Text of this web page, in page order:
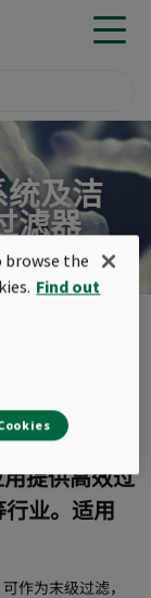
及洁
滤器
提供高效过
业。适用
作为末级过滤，
browse the
Find out